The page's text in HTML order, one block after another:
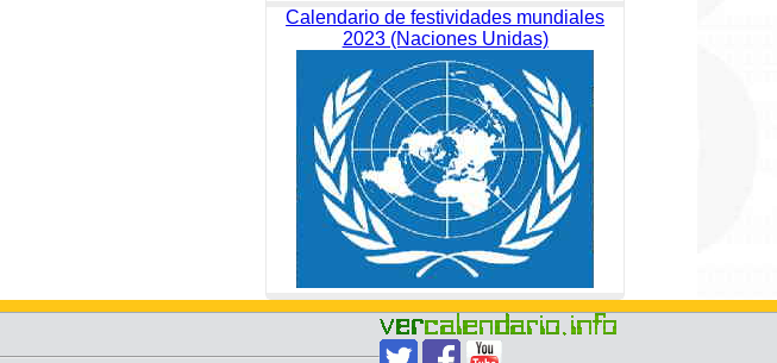
Calendario de festividades mundiales
2023 (Naciones Unidas)